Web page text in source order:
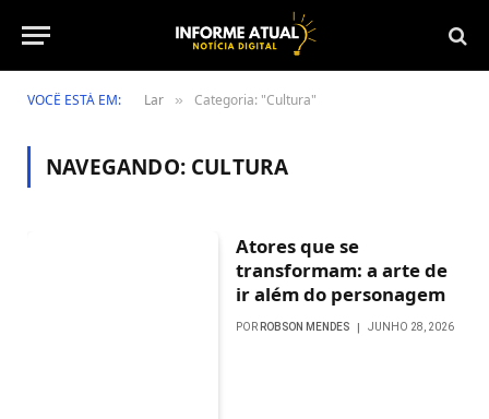
VOCÊ ESTÁ EM: Lar » Categoria: "Cultura"
NAVEGANDO: CULTURA
Atores que se
transformam: a arte de
ir além do personagem
POR ROBSON MENDES JUNHO 28, 2026